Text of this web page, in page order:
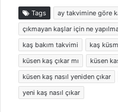
Tags
ay takvimine göre
çıkmayan kaşlar için ne
kaş bakım takvimi
kaş
küsen kaş çıkar mı
küsen
küsen kaş nasıl yeniden çıkar
yeni kaş nasıl çıkar